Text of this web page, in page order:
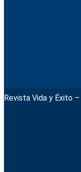
Revista Vida y Éxito